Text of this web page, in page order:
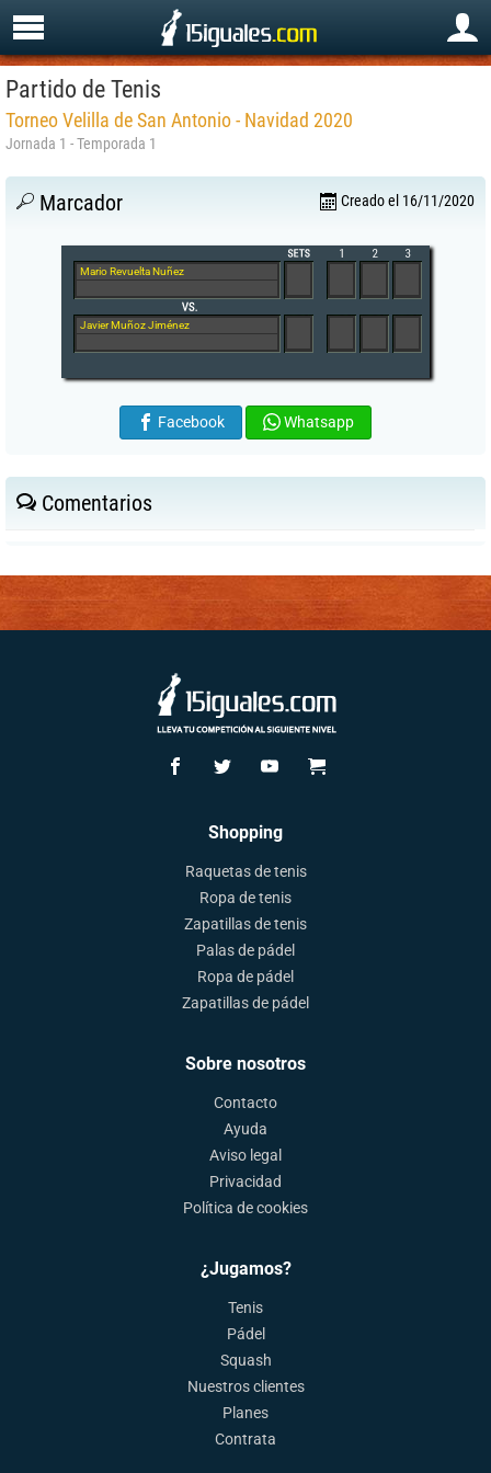
Partido de Tenis
Torneo Velilla de San Antonio - Navidad 2020
Jornada 1 - Temporada 1
Marcador Creado el 16/11/2020
Mario Revuelta Nuñez
Javier Muñoz Jiménez
Facebook Whatsapp
Comentarios
Shopping
Raquetas de tenis
Ropa de tenis
Zapatillas de tenis
Palas de pádel
Ropa de pádel
Zapatillas de pádel
Sobre nosotros
Contacto
Ayuda
Aviso legal
Privacidad
Política de cookies
¿Jugamos?
Tenis
Pádel
Squash
Nuestros clientes
Planes
Contrata